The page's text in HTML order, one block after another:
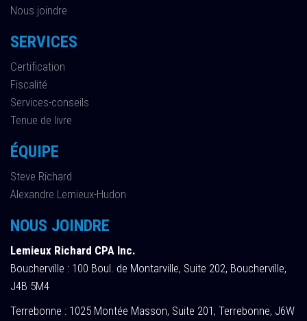
Nous joindre
SERVICES
Certification
Fiscalité
Services-conseils
Tenue de livre
ÉQUIPE
Steve Richard
Alexandre Lemieux-Hudon
NOUS JOINDRE
Lemieux Richard CPA Inc.
Boucherville : 100 Boul. de Montarville, Suite 202, Boucherville,
J4B 5M4
Terrebonne : 1025 Montée Masson, Suite 201, Terrebonne, J6W